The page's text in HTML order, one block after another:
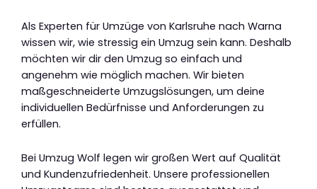
Als Experten für Umzüge von Karlsruhe nach Warna
wissen wir, wie stressig ein Umzug sein kann. Deshalb
möchten wir dir den Umzug so einfach und
angenehm wie möglich machen. Wir bieten
maßgeschneiderte Umzugslösungen, um deine
individuellen Bedürfnisse und Anforderungen zu
erfüllen.
Bei Umzug Wolf legen wir großen Wert auf Qualität
und Kundenzufriedenheit. Unsere professionellen